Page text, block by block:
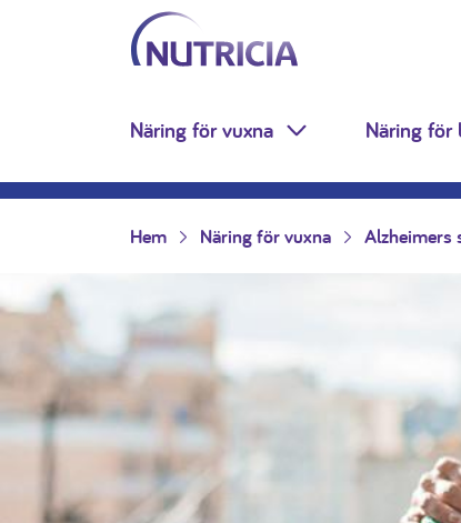
Hoppa till innehåll
Nutricia.se
Näring för vuxna Toggle Dropdown
Näring för
Hem Näring för vuxna Alzheimers